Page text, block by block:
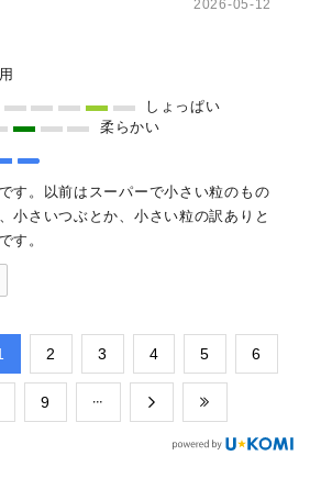
2026-05-12
しょっぱい
柔らかい
す。以前はスーパーで小さい粒のもの
小さいつぶとか、小さい粒の訳ありと
す。
​2 ​3 ​4 ​5 ​6
​9